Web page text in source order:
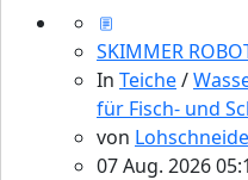
SKIMMER
In Teiche/
für Fisch- und
von
07 Aug. 2026